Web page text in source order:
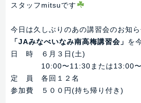
スタッフmitsuです
今日は久しぶりのあの講習会のお知ら
「JAみなべいなみ南高梅講習会」 を
日 時 ６月３日(土)
10:00〜11:30または13:00〜
定 員 各回１２名
参加費 ５００円(持ち帰り付き)